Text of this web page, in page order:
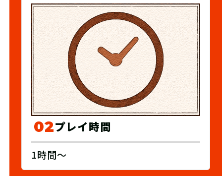
02プレイ時間
1時間～